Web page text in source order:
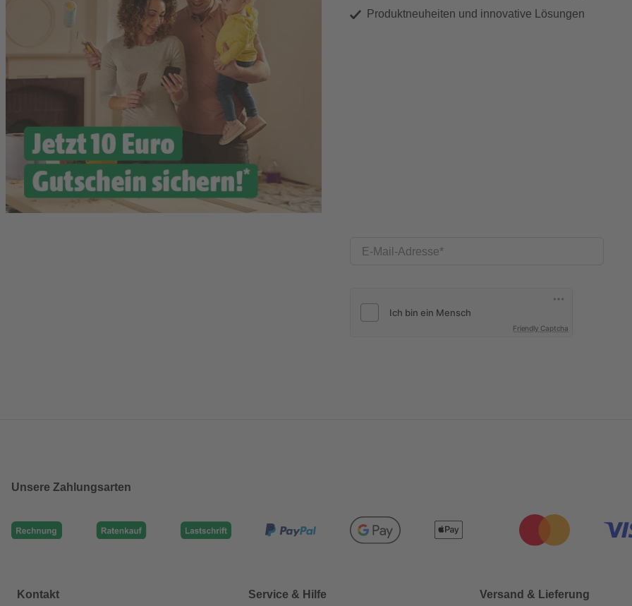
Produktneuheiten und innovative Lösungen
E-Mail-Adresse
Friendly Captcha
Unsere Zahlungsarten
Kontakt Service & Hilfe Versand & Lieferung